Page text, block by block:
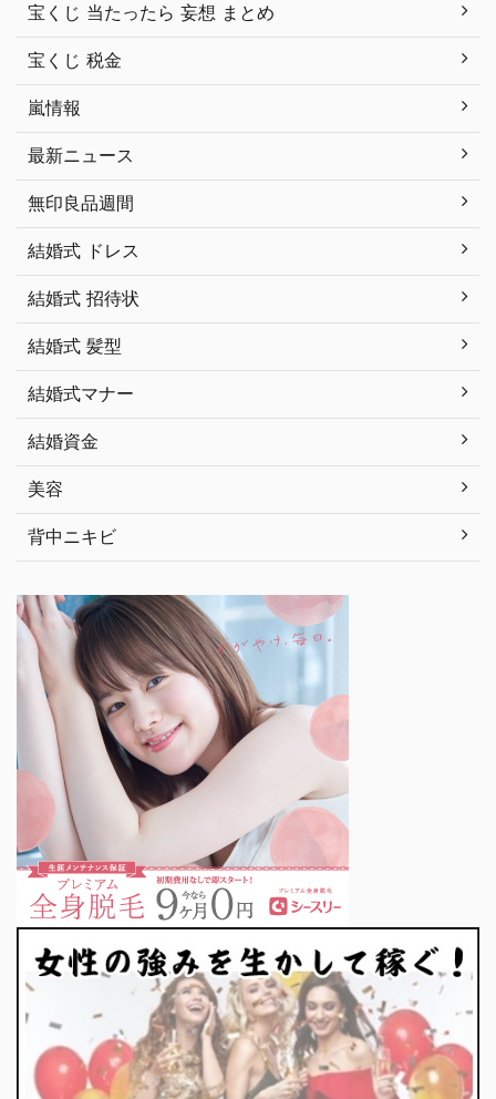
宝くじ 当たったら 妄想 まとめ
宝くじ 税金
嵐情報
最新ニュース
無印良品週間
結婚式 ドレス
結婚式 招待状
結婚式 髪型
結婚式マナー
結婚資金
美容
背中ニキビ